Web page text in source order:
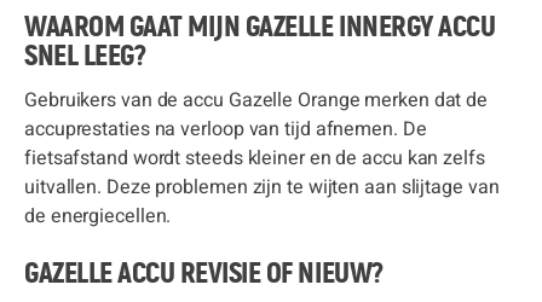
WAAROM GAAT MIJN GAZELLE INNERGY ACCU
SNEL LEEG?
Gebruikers van de accu Gazelle Orange merken dat de
accuprestaties na verloop van tijd afnemen. De
fietsafstand wordt steeds kleiner en de accu kan zelfs
uitvallen. Deze problemen zijn te wijten aan slijtage van
de energiecellen.
GAZELLE ACCU REVISIE OF NIEUW?